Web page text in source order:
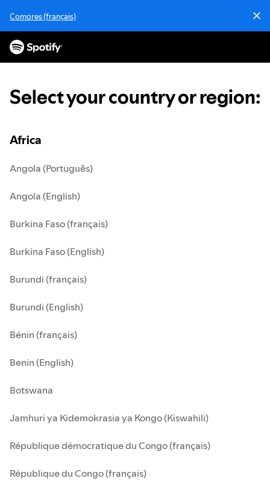
i
Comores (français)
Select your country or region:
Africa
Angola (Português)
Angola (English)
Burkina Faso (français)
Burkina Faso (English)
Burundi (français)
Burundi (English)
Bénin (français)
Benin (English)
Botswana
Jamhuri ya Kidemokrasia ya Kongo (Kiswahili)
République démocratique du Congo (français)
République du Congo (français)